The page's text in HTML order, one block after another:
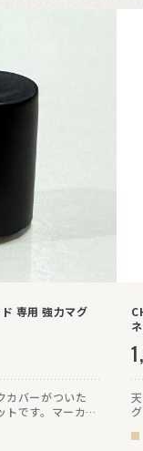
専用 強力マグ
カバーがついた
トです。マーカー
す。